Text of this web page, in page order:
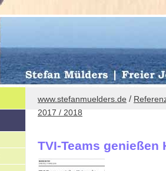
www.stefanmuelders.de /
2017 / 2018
TVI-Teams